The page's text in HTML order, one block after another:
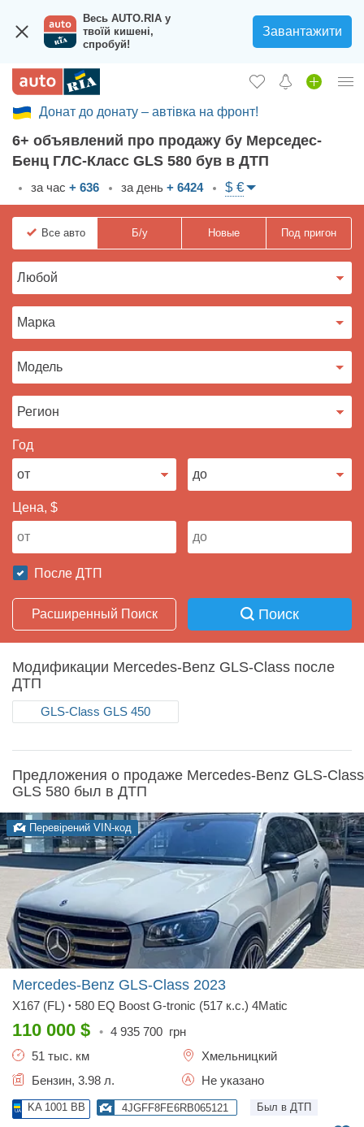
Весь AUTO.RIA у
твоїй кишені,
спробуй!
Завантажити
Вход в кабинет
Збір на авто для ЗСУ
Автомобили б/у
Новые авто
Новости
Отзывы об авто
Загрузить приложение
Донат до донату – автівка на фронт!
6+ объявлений про продажу бу Мерседес-
Бенц ГЛС-Класс GLS 580 був в ДТП
за час + 636 за день + 6424 $ €
Все авто Б/у Новые Под пригон
Год
Цена, $
После ДТП
Расширенный Поиск Поиск
Модификации Mercedes-Benz GLS-Class после
ДТП
GLS-Class GLS 450
Предложения о продаже Mercedes-Benz GLS-Class
GLS 580 был в ДТП
Перевірений VIN-код
Mercedes-Benz GLS-Class 2023
X167 (FL) • 580 EQ Boost G-tronic (517 к.с.) 4Matic
110 000 $ • 4 935 700 грн
51 тыс. км
Хмельницкий
Бензин, 3.98 л.
Не указано
KA 1001 BB 4JGFF8FE6RB065121 Был в ДТП